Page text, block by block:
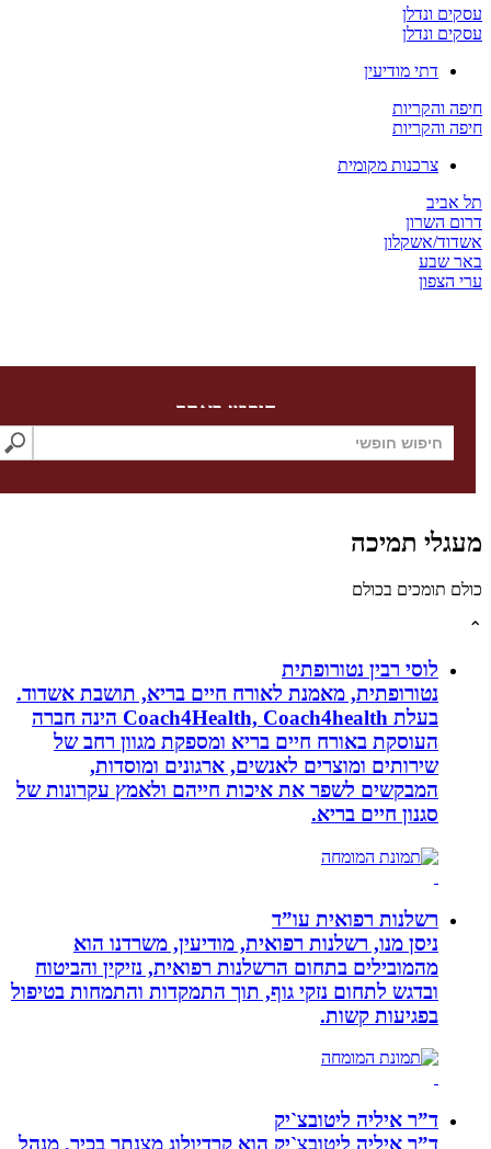
ונדלן
ונדלן
דתי מודיעין
צרכנות מקומית
אשקלון
חיפוש באתר
תמיכה
בכולם
לוסי רבין נטורופתית
נטורופתית, מאמנת לאורח חיים בריא, תושבת אשדוד.
בעלת Coach4Health, Coach4health הינה חברה
העוסקת באורח חיים בריא ומספקת מגוון רחב של
שירותים ומוצרים לאנשים, ארגונים ומוסדות,
המבקשים לשפר את איכות חייהם ולאמץ עקרונות של
סגנון חיים בריא.
רשלנות רפואית עו”ד
ניסן מנו, רשלנות רפואית, מודיעין, משרדנו הוא
מהמובילים בתחום הרשלנות רפואית, נזיקין והביטוח
ובדגש לתחום נזקי גוף, תוך התמקדות והתמחות בטיפול
בפגיעות קשות.
ד”ר איליה ליטובצ`יק
ד”ר איליה ליטובצ`יק הוא קרדיולוג מצנתר בכיר, מנהל